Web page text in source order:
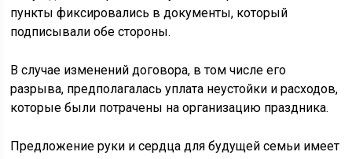
пункты фиксировались в документы, который
подписывали обе стороны.
В случае изменений договора, в том числе его
разрыва, предполагалась уплата неустойки и расходов,
которые были потрачены на организацию праздника.
Предложение руки и сердца для будущей семьи имеет